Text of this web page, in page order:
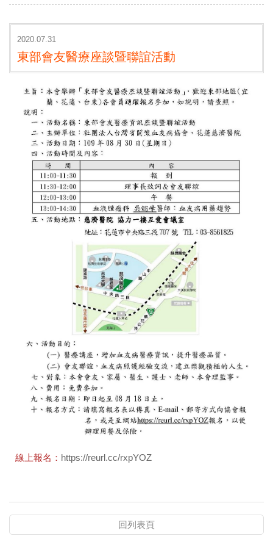
2020.07.31
東部會友醫療座談暨聯誼活動
線上報名： https://reurl.cc/rxpYOZ
回列表頁